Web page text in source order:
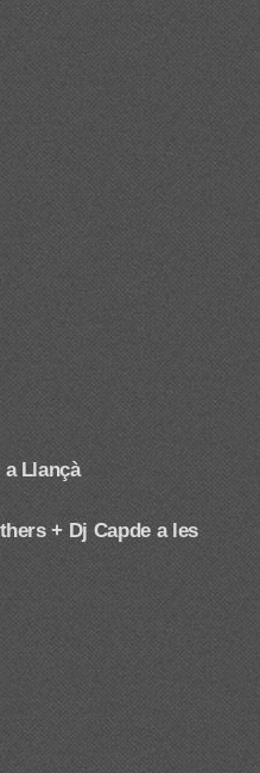
Llançà
+ Dj Capde a les